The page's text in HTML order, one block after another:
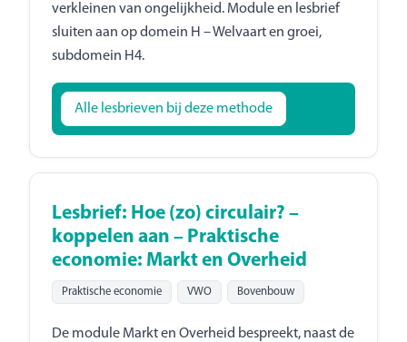
verkleinen van ongelijkheid. Module en lesbrief
sluiten aan op domein H – Welvaart en groei,
subdomein H4.
Alle lesbrieven bij deze methode
Lesbrief: Hoe (zo) circulair? –
koppelen aan – Praktische
economie: Markt en Overheid
Praktische economie VWO Bovenbouw
De module Markt en Overheid bespreekt, naast de